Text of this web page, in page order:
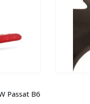
Passat B6